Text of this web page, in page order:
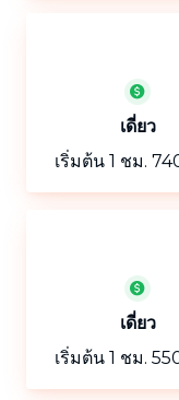
เดี่ยว
เริ่มต้น 1 ชม.
เดี่ยว
เริ่มต้น 1 ชม.